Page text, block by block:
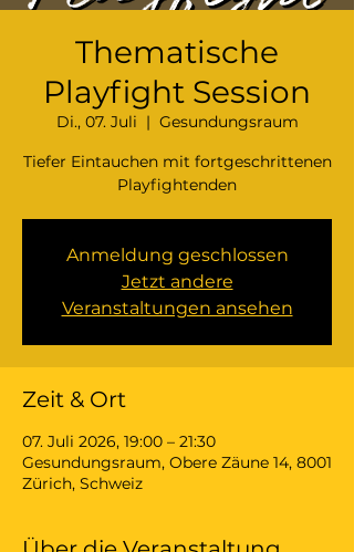
Thematische
Playfight Session
Di., 07. Juli
  |
Gesundungsraum
Tiefer Eintauchen mit fortgeschrittenen
Playfightenden
Anmeldung geschlossen
Jetzt andere
Veranstaltungen ansehen
Zeit & Ort
07. Juli 2026, 19:00 – 21:30
Gesundungsraum, Obere Zäune 14, 8001
Zürich, Schweiz